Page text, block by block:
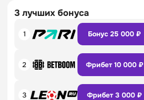
3 лучших бонуса
1 Бонус 25 000 ₽
2 Фрибет 10 000 ₽
3 Фрибет 3 000 ₽